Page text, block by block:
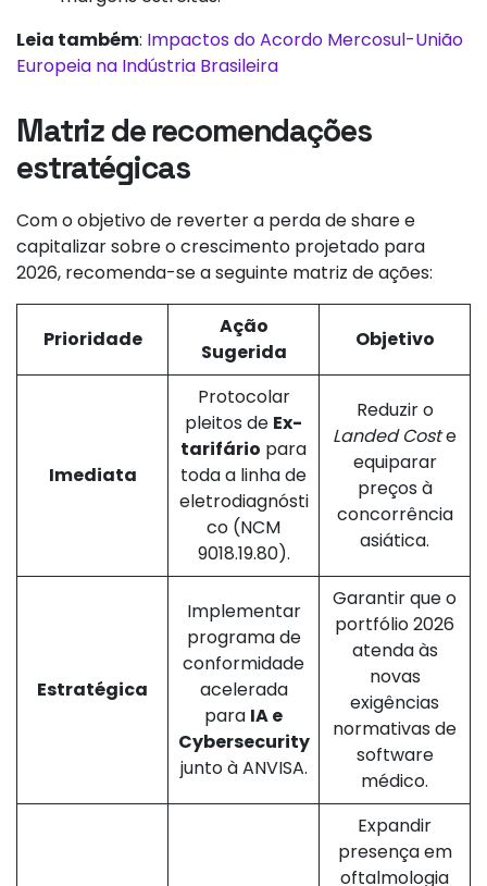
Leia também: Impactos do Acordo Mercosul-União
Europeia na Indústria Brasileira
Matriz de recomendações
estratégicas
Com o objetivo de reverter a perda de share e
capitalizar sobre o crescimento projetado para
2026, recomenda-se a seguinte matriz de ações:
Prioridade
Ação
Sugerida
Objetivo
Imediata
Protocolar
pleitos de Ex-
tarifário para
toda a linha de
eletrodiagnósti
co (NCM
9018.19.80).
Reduzir o
Landed Coste
equiparar
preços à
concorrência
asiática.
Estratégica
Implementar
programa de
conformidade
acelerada
para IA e
Cybersecurity
junto à ANVISA.
Garantir que o
portfólio 2026
atenda às
novas
exigências
normativas de
software
médico.
Expandir
presença em
oftalmologia